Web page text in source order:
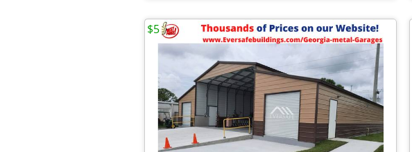
$5